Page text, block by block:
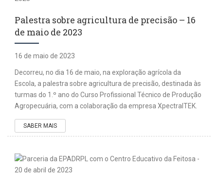
Palestra sobre agricultura de precisão – 16
de maio de 2023
16 de maio de 2023
Decorreu, no dia 16 de maio, na exploração agrícola da
Escola, a palestra sobre agricultura de precisão, destinada às
turmas do 1.º ano do Curso Profissional Técnico de Produção
Agropecuária, com a colaboração da empresa XpectralTEK.
SABER MAIS